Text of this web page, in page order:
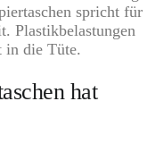
spricht für
Plastikbelastungen
in die Tüte.
hat